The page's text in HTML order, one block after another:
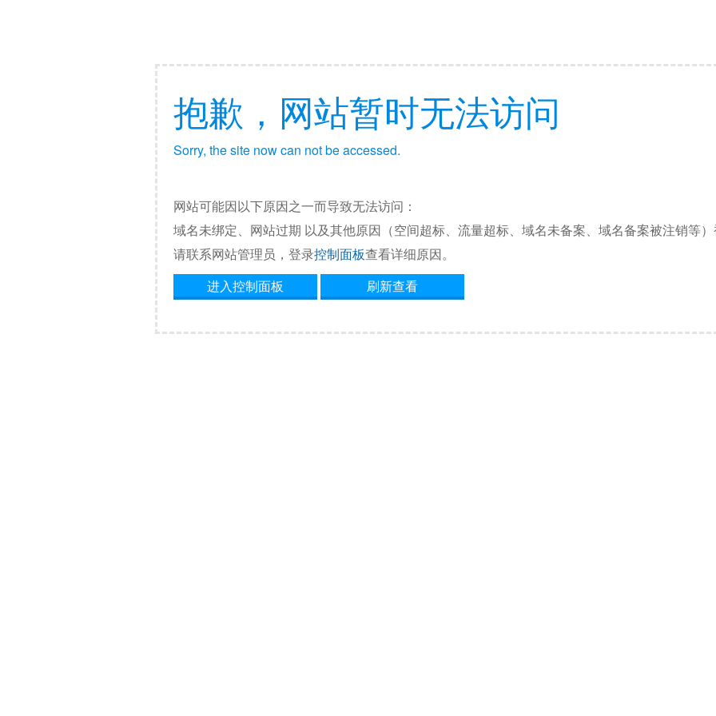
抱歉，网站暂时无法访问
Sorry, the site now can not be accessed.
网站可能因以下原因之一而导致无法访问：
域名未绑定、网站过期 以及其他原因（空间超标、流量超标、域名未备案、域名备案被注销等）
请联系网站管理员，登录控制面板查看详细原因。
进入控制面板
刷新查看